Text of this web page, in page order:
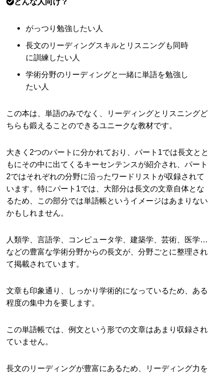
がっつり勉強したい人
長文のリーディングスキルとリスニングも同時
に訓練したい人
学術分野のリーディングと一緒に単語を勉強し
たい人
この本は、単語のみでなく、リーディングとリスニングど
ちらも鍛えることのできるユニークな教材です。
大きく2つのパートに分かれており、パート1では長文とと
もにその中に出てくるキーセンテンスが紹介され、パート
2ではそれぞれの分野に沿ったワードリストが収録されて
います。特にパート1では、大部分は長文の文章自体とな
るため、この部分では単語帳というイメージはあまりない
かもしれません。
人類学、言語学、コンピュータ学、建築学、芸術、医学…
などの豊富な学術分野からの長文が、分野ごとに整理され
て掲載されています。
文章も印象通り、しっかり学術的になっているため、ある
程度の集中力を要します。
この単語帳では、例文という形での文章はあまり収録され
ていません。
長文のリーディングが豊富にあるため、リーディング力を